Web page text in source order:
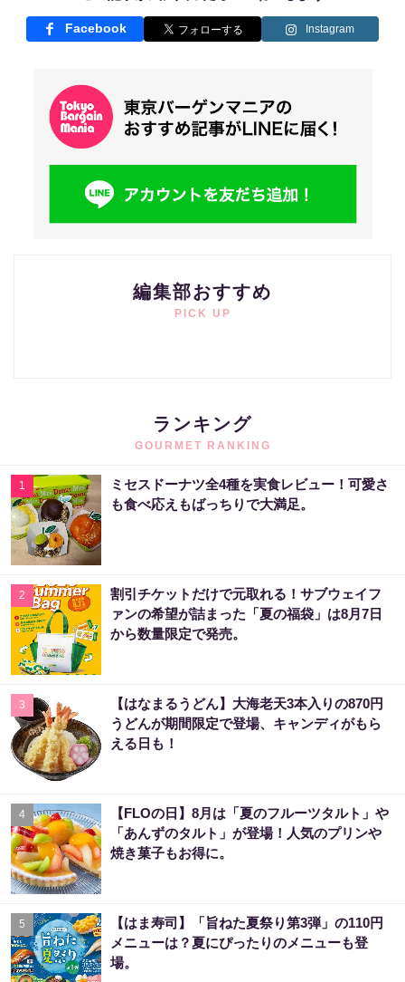
Facebook Instagram
編集部おすすめ
PICK UP
ランキング
GOURMET RANKING
1
ミセスドーナツ全4種を実食レビュー！可愛さ
も食べ応えもばっちりで大満足。
2
割引チケットだけで元取れる！サブウェイフ
ァンの希望が詰まった「夏の福袋」は8月7日
から数量限定で発売。
3
【はなまるうどん】大海老天3本入りの870円
うどんが期間限定で登場、キャンディがもら
える日も！
4
【FLOの日】8月は「夏のフルーツタルト」や
「あんずのタルト」が登場！人気のプリンや
焼き菓子もお得に。
5
【はま寿司】「旨ねた夏祭り第3弾」の110円
メニューは？夏にぴったりのメニューも登
場。